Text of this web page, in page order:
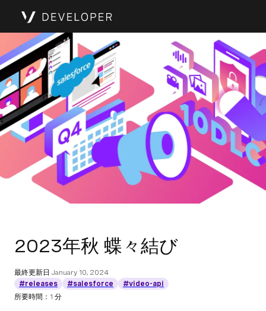
2023年秋 蝶々結び
最終更新日 January 10, 2024
#releases
#salesforce
#video-api
所要時間：1 分